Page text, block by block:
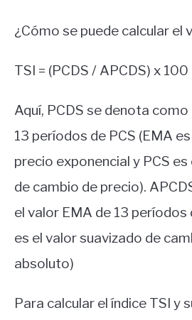
¿Cómo se puede calcular el
TSI = (PCDS / APCDS) x 100
Aquí, PCDS se denota
13 períodos de PCS (EMA
precio exponencial y PCS
de cambio de precio).
el valor EMA de 13 períodos
es el valor suavizado de
absoluto)
Para calcular el índice TSI y